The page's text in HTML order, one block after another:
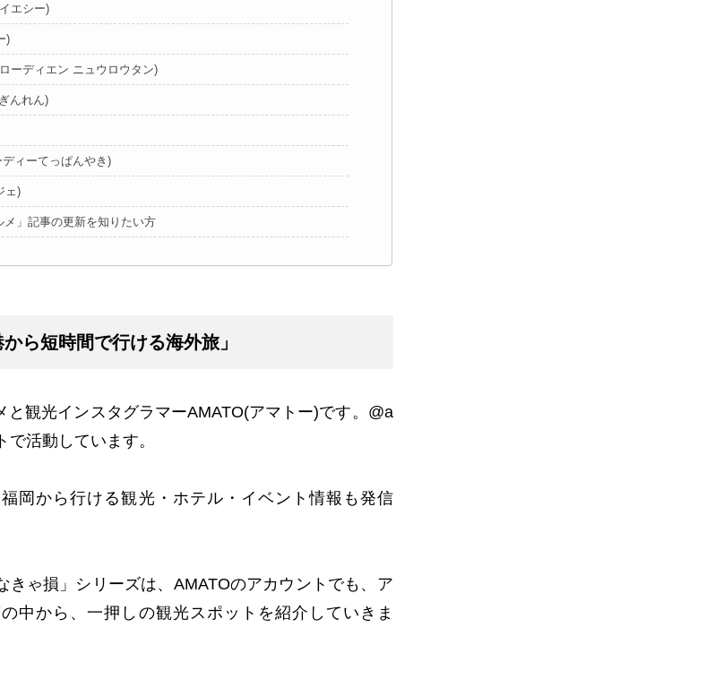
エシー)
)
ーディエン ニュウロウタン)
んれん)
ィーてっぱんやき)
ェ)
」記事の更新を知りたい方
ら短時間で行ける海外旅」
と観光インスタグラマーAMATO(アマトー)です。 @a
で活動しています。
岡から行ける観光・ホテル・イベント情報も発信
ゃ損」シリーズは、 AMATOのアカウントでも、ア
中から、一押しの観光スポットを紹介していきま